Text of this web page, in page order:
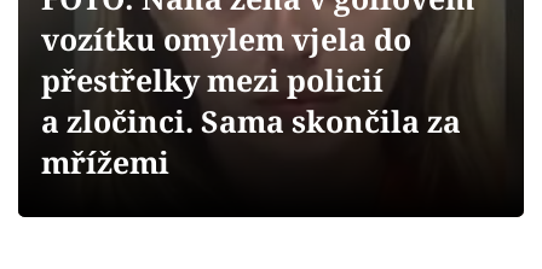
Videa
Sledujte prima+
vozítku omylem vjela do
přestřelky mezi policií
a zločinci. Sama skončila za
mřížemi